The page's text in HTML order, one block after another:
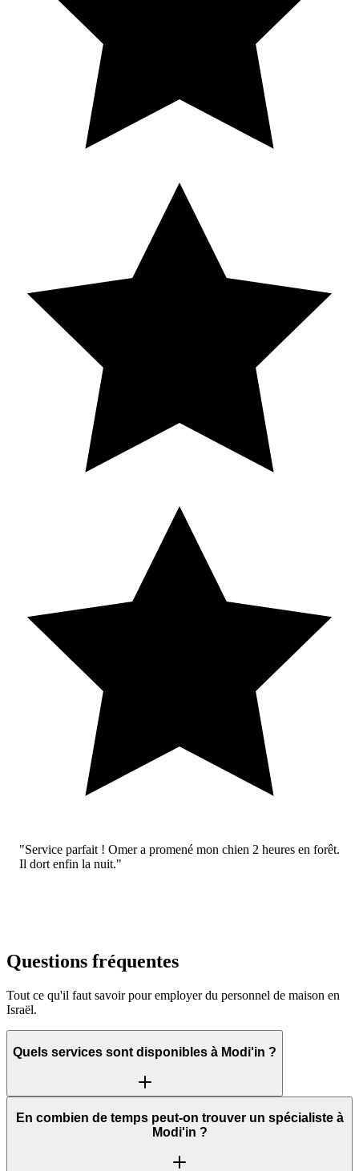
"Service parfait ! Omer a promené mon chien 2 heures en forêt.
Il dort enfin la nuit."
Questions fréquentes
Tout ce qu'il faut savoir pour employer du personnel de maison en
Israël.
Quels services sont disponibles à Modi'in ?
En combien de temps peut‑on trouver un spécialiste à
Modi'in ?